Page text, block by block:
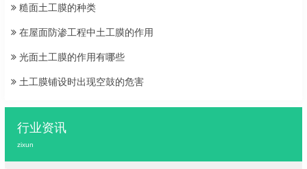
糙面土工膜的种类
在屋面防渗工程中土工膜的作用
光面土工膜的作用有哪些
土工膜铺设时出现空鼓的危害
行业资讯
zixun